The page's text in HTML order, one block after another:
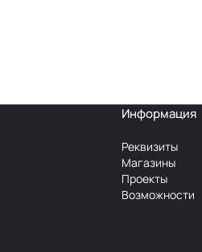
Информация
Реквизиты
Магазины
Проекты
Возможности